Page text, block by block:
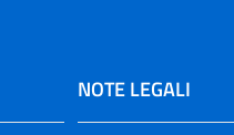
NOTE LEGALI